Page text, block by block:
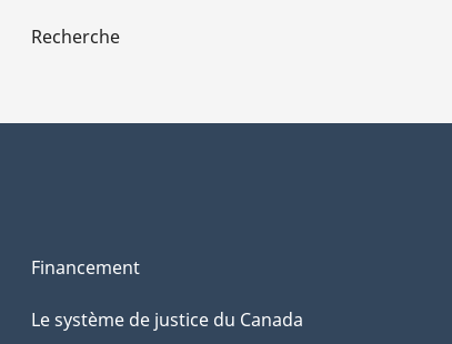
Recherche
Financement
Le système de justice du Canada